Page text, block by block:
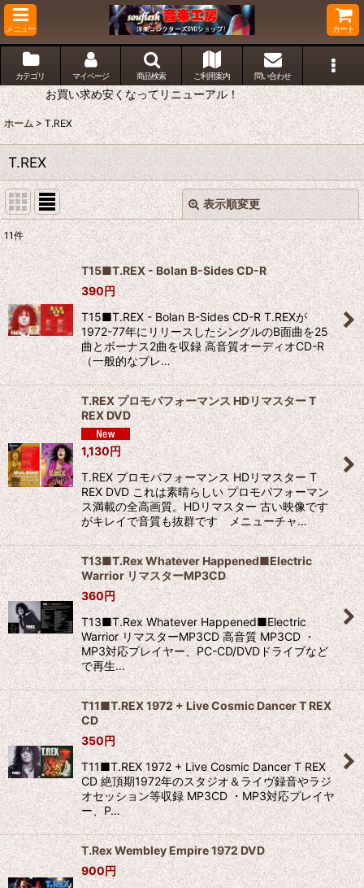
メニュー カート
カテゴリ マイページ 商品検索 ご利用案内 問い合わせ
お買い求め安くなってリニューアル！
ホーム > T.REX
T.REX
表示順変更
表示数:
並び順:
絞り込む
閉じる
11件
T15■T.REX - Bolan B-Sides CD-R
390円
T15■T.REX - Bolan B-Sides CD-R T.REXが
1972-77年にリリースしたシングルのB面曲を25
曲とボーナス2曲を収録 高音質オーディオCD-R
（一般的なプレ…
T.REX プロモパフォーマンス HDリマスター T
REX DVD
1,130円
T.REX プロモパフォーマンス HDリマスター T
REX DVD これは素晴らしい プロモパフォーマン
ス満載の全高画質。HDリマスター 古い映像です
がキレイで音質も抜群です メニューチャ…
T13■T.Rex Whatever Happened■Electric
Warrior リマスターMP3CD
360円
T13■T.Rex Whatever Happened■Electric
Warrior リマスターMP3CD 高音質 MP3CD ・
MP3対応プレイヤー、PC-CD/DVDドライブなど
で再生…
T11■T.REX 1972 + Live Cosmic Dancer T REX
CD
350円
T11■T.REX 1972 + Live Cosmic Dancer T REX
CD 絶頂期1972年のスタジオ＆ライヴ録音やラジ
オセッション等収録 MP3CD ・MP3対応プレイヤ
ー、P…
T.Rex Wembley Empire 1972 DVD
900円